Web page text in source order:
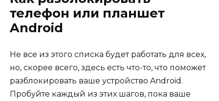
телефон или планшет
Android
Не все из этого списка будет работать для всех,
но, скорее всего, здесь есть что-то, что поможет
разблокировать ваше устройство Android.
Пробуйте каждый из этих шагов, пока ваше